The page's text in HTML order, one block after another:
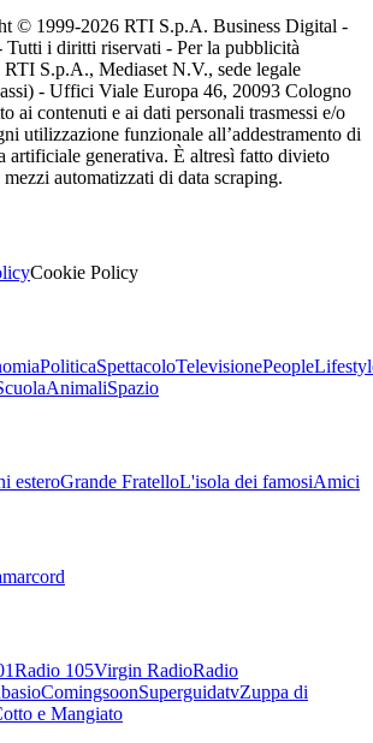
© 1999-2026 RTI S.p.A. Business Digital -
Tutti i diritti riservati - Per la pubblicità
S.p.A., Mediaset N.V., sede legale
- Uffici Viale Europa 46, 20093 Cologno
ai contenuti e ai dati personali trasmessi e/o
utilizzazione funzionale all’addestramento di
artificiale generativa. È altresì fatto divieto
automatizzati di data scraping.
Cookie Policy
PoliticaSpettacoloTelevisionePeople
AnimaliSpazio
esteroGrande FratelloL'isola dei famosiAmici
Radio 105Virgin RadioRadio
ComingsoonSuperguidatvZuppa di
e Mangiato